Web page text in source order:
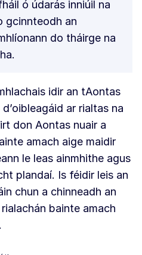
ó údarás inniúil na
gcinnteodh an
do tháirge na
idir an tAontas
ar rialtas na
don Aontas nuair a
amach aige maidir
le leas ainmhithe agus
plandaí. Is féidir leis an
chun a chinneadh an
bainte amach